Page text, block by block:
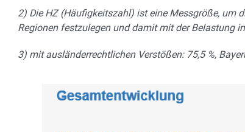
2) Die HZ (Häufigkeitszahl) ist eine Messgröße, um
Regionen festzulegen und damit mit der Belastung
3) mit ausländerrechtlichen Verstößen: 75,5 %,